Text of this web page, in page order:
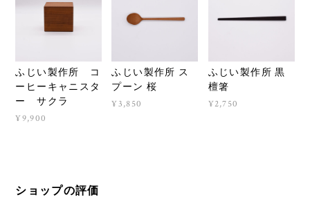
ふじい製作所 コ
ーヒーキャニスタ
ー サクラ
¥9,900
ふじい製作所 ス
プーン 桜
¥3,850
ふじい製作所 黒
檀箸
¥2,750
ショップの評価